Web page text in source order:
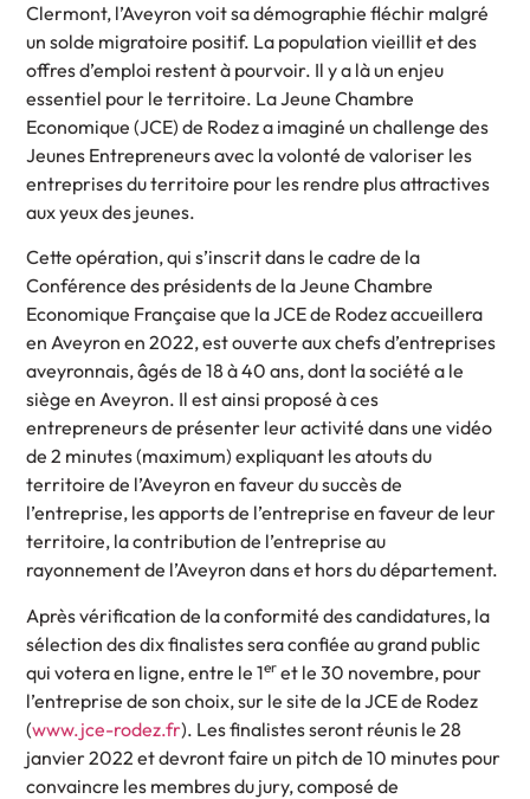
Clermont, l’Aveyron voit sa démographie fléchir malgré
un solde migratoire positif. La population vieillit et des
offres d’emploi restent à pourvoir. Il y a là un enjeu
essentiel pour le territoire. La Jeune Chambre
Economique (JCE) de Rodez a imaginé un challenge des
Jeunes Entrepreneurs avec la volonté de valoriser les
entreprises du territoire pour les rendre plus attractives
aux yeux des jeunes.
Cette opération, qui s’inscrit dans le cadre de la
Conférence des présidents de la Jeune Chambre
Economique Française que la JCE de Rodez accueillera
en Aveyron en 2022, est ouverte aux chefs d’entreprises
aveyronnais, âgés de 18 à 40 ans, dont la société a le
siège en Aveyron. Il est ainsi proposé à ces
entrepreneurs de présenter leur activité dans une vidéo
de 2 minutes (maximum) expliquant les atouts du
territoire de l’Aveyron en faveur du succès de
l’entreprise, les apports de l’entreprise en faveur de leur
territoire, la contribution de l’entreprise au
rayonnement de l’Aveyron dans et hors du département.
Après vérification de la conformité des candidatures, la
sélection des dix finalistes sera confiée au grand public
qui votera en ligne, entre le 1er et le 30 novembre, pour
l’entreprise de son choix, sur le site de la JCE de Rodez
(www.jce-rodez.fr). Les finalistes seront réunis le 28
janvier 2022 et devront faire un pitch de 10 minutes pour
convaincre les membres du jury, composé de